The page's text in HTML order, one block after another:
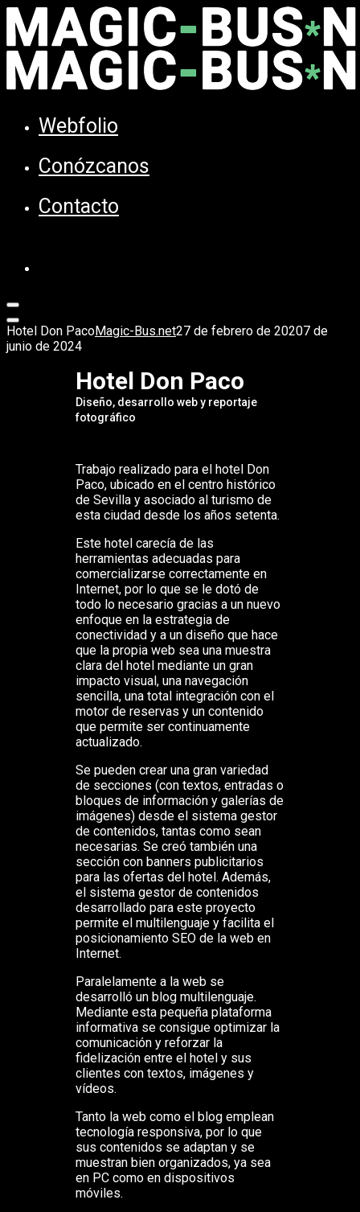
Webfolio
Conózcanos
Contacto
Hotel Don PacoMagic-Bus.net27 de febrero de 20207 de
junio de 2024
Hotel Don Paco
Diseño, desarrollo web y reportaje
fotográfico
Trabajo realizado para el hotel Don
Paco, ubicado en el centro histórico
de Sevilla y asociado al turismo de
esta ciudad desde los años setenta.
Este hotel carecía de las
herramientas adecuadas para
comercializarse correctamente en
Internet, por lo que se le dotó de
todo lo necesario gracias a un nuevo
enfoque en la estrategia de
conectividad y a un diseño que hace
que la propia web sea una muestra
clara del hotel mediante un gran
impacto visual, una navegación
sencilla, una total integración con el
motor de reservas y un contenido
que permite ser continuamente
actualizado.
Se pueden crear una gran variedad
de secciones (con textos, entradas o
bloques de información y galerías de
imágenes) desde el sistema gestor
de contenidos, tantas como sean
necesarias. Se creó también una
sección con banners publicitarios
para las ofertas del hotel. Además,
el sistema gestor de contenidos
desarrollado para este proyecto
permite el multilenguaje y facilita el
posicionamiento SEO de la web en
Internet.
Paralelamente a la web se
desarrolló un blog multilenguaje.
Mediante esta pequeña plataforma
informativa se consigue optimizar la
comunicación y reforzar la
fidelización entre el hotel y sus
clientes con textos, imágenes y
vídeos.
Tanto la web como el blog emplean
tecnología responsiva, por lo que
sus contenidos se adaptan y se
muestran bien organizados, ya sea
en PC como en dispositivos
móviles.